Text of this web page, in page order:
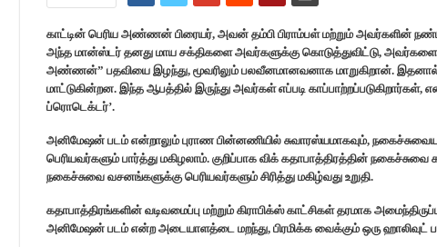
காட்டின் பெரிய அண்ணன் பிரையர், அவன் தம்பி பிராம்பள் மற்றும் அவர்களின்
அந்த மான்ஸ்டர் தனது மாய சக்திகளை அவர்களுக்கு கொடுத்துவிட்டு, அவர்களை
அண்ணன்” பதவியை இழந்து, மூவரிலும் பலவீனமானவனாக மாறுகிறான். இதனால்
மாட்டுகின்றன. இந்த ஆபத்தில் இருந்து அவர்கள் எப்படி காப்பாற்றப்படுகிறார்கள்,
ப்ரொடெக்டர்’.
அனிமேஷன் படம் என்றாலும் புராண பின்னணியில் சுவாரஸ்யமாகவும்,
பெரியவர்களும் பார்த்து மகிழலாம். குறிப்பாக விக் கதாபாத்திரத்தின் நகைச்சுவை
நகைச்சுவை வசனங்களுக்கு பெரியவர்களும் சிரித்து மகிழ்வது உறுதி.
கதாபாத்திரங்களின் வடிவமைப்பு மற்றும் கிராபிக்ஸ் காட்சிகள் தரமாக
அனிமேஷன் படம் என்ற அடையாளத்டை மறந்து, பிரமிக்க வைக்கும் ஒரு